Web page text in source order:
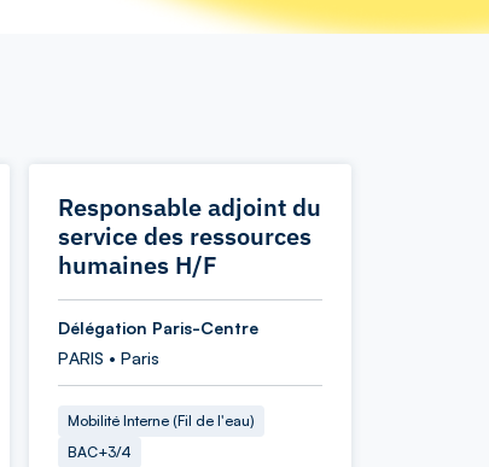
Responsable adjoint du
service des ressources
humaines H/F
Délégation Paris-Centre
PARIS • Paris
Mobilité Interne (Fil de l'eau)
BAC+3/4